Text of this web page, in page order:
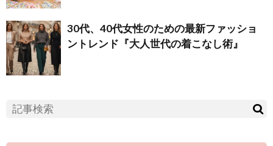
30代、40代女性のための最新ファッショ
ントレンド『大人世代の着こなし術』